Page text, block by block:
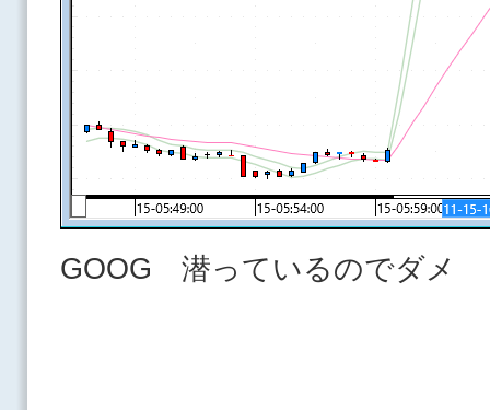
GOOG 潜っているのでダメ